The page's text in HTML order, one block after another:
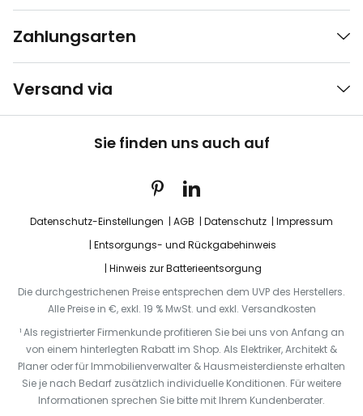
Zahlungsarten
Versand via
Sie finden uns auch auf
Datenschutz-Einstellungen AGB Datenschutz
Impressum
Entsorgungs- und Rückgabehinweis
Hinweis zur Batterieentsorgung
Die durchgestrichenen Preise entsprechen dem UVP des Herstellers.
Alle Preise in €, exkl. 19 % MwSt. und exkl. Versandkosten
¹ Als registrierter Firmenkunde profitieren Sie bei uns von Anfang an
von einem hinterlegten Rabatt im Shop. Als Elektriker, Architekt &
Planer oder für Immobilienverwalter & Hausmeisterdienste erhalten
Sie je nach Bedarf zusätzlich individuelle Konditionen. Für weitere
Informationen sprechen Sie bitte mit Ihrem Kundenberater.